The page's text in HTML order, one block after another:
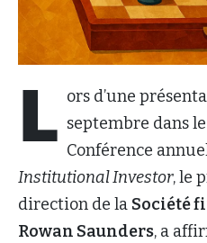
L ors d’une
septembre dans
Conférence
Institutional Investor, le
direction de la Société
Rowan Saunders, a